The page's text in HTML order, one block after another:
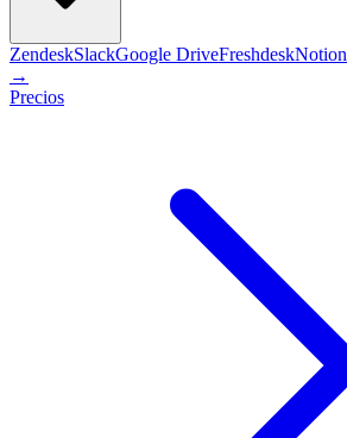
ZendeskSlackGoogle DriveFreshdeskNotion
→
Precios